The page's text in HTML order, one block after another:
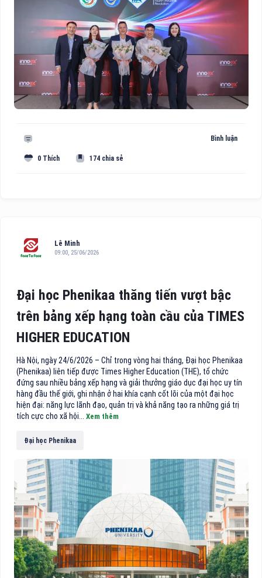
Bình luận
0 Thích 174 chia sẻ
Lê Minh
09:00, 25/06/2026
Đại học Phenikaa thăng tiến vượt bậc
trên bảng xếp hạng toàn cầu của TIMES
HIGHER EDUCATION
Hà Nội, ngày 24/6/2026 – Chỉ trong vòng hai tháng, Đại học Phenikaa
(Phenikaa) liên tiếp được Times Higher Education (THE), tổ chức
đứng sau nhiều bảng xếp hạng và giải thưởng giáo dục đại học uy tín
hàng đầu thế giới, ghi nhận ở hai khía cạnh cốt lõi của một đại học
hiện đại: năng lực lãnh đạo, quản trị và khả năng tạo ra những giá trị
tích cực cho xã hội... Xem thêm
Đại học Phenikaa